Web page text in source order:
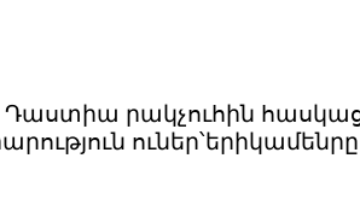
Դաստիա րակչուհին
ուներ՝երիկամենրը